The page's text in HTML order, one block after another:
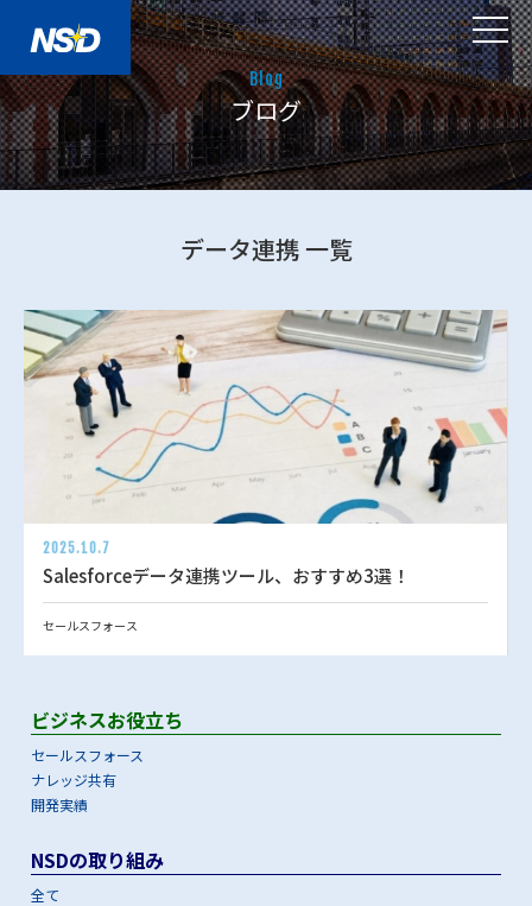
Blog
ブログ
データ連携 一覧
2025.10.7
Salesforceデータ連携ツール、おすすめ3選！
セールスフォース
ビジネスお役立ち
セールスフォース
ナレッジ共有
開発実績
NSDの取り組み
全て